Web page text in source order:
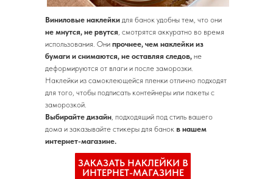
Виниловые наклейки для банок удобны тем, что они
не мнутся, не рвутся, смотрятся аккуратно во время
использования. Они прочнее, чем наклейки из
бумаги и снимаются, не оставляя следов, не
деформируются от влаги и после заморозки.
Наклейки из самоклеющейся пленки отлично подходят
для того, чтобы подписать контейнеры или пакеты с
заморозкой.
Выбирайте дизайн, подходящий под стиль вашего
дома и заказывайте стикеры для банок в нашем
интернет-магазине.
ЗАКАЗАТЬ НАКЛЕЙКИ В
ИНТЕРНЕТ-МАГАЗИНЕ